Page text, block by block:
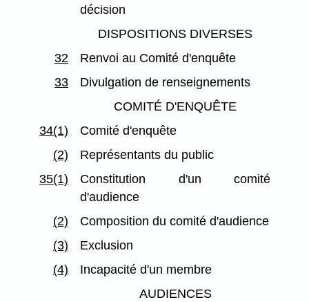
décision
DISPOSITIONS DIVERSES
32
Renvoi au Comité d'enquête
33
Divulgation de renseignements
COMITÉ D'ENQUÊTE
34(1)
Comité d'enquête
(2)
Représentants du public
35(1)
Constitution d'un comité
d'audience
(2)
Composition du comité d'audience
(3)
Exclusion
(4)
Incapacité d'un membre
AUDIENCES